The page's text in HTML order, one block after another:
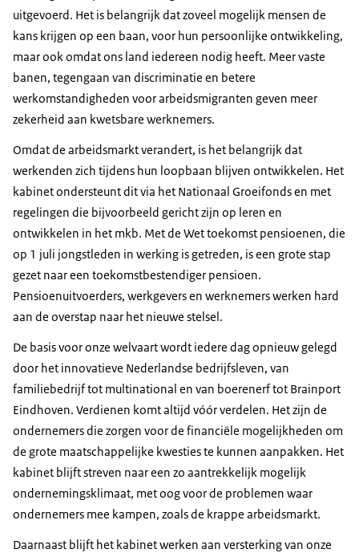
uitgevoerd. Het is belangrijk dat zoveel mogelijk mensen de
kans krijgen op een baan, voor hun persoonlijke ontwikkeling,
maar ook omdat ons land iedereen nodig heeft. Meer vaste
banen, tegengaan van discriminatie en betere
werkomstandigheden voor arbeidsmigranten geven meer
zekerheid aan kwetsbare werknemers.
Omdat de arbeidsmarkt verandert, is het belangrijk dat
werkenden zich tijdens hun loopbaan blijven ontwikkelen. Het
kabinet ondersteunt dit via het Nationaal Groeifonds en met
regelingen die bijvoorbeeld gericht zijn op leren en
ontwikkelen in het mkb. Met de Wet toekomst pensioenen, die
op 1 juli jongstleden in werking is getreden, is een grote stap
gezet naar een toekomstbestendiger pensioen.
Pensioenuitvoerders, werkgevers en werknemers werken hard
aan de overstap naar het nieuwe stelsel.
De basis voor onze welvaart wordt iedere dag opnieuw gelegd
door het innovatieve Nederlandse bedrijfsleven, van
familiebedrijf tot multinational en van boerenerf tot Brainport
Eindhoven. Verdienen komt altijd vóór verdelen. Het zijn de
ondernemers die zorgen voor de financiële mogelijkheden om
de grote maatschappelijke kwesties te kunnen aanpakken. Het
kabinet blijft streven naar een zo aantrekkelijk mogelijk
ondernemingsklimaat, met oog voor de problemen waar
ondernemers mee kampen, zoals de krappe arbeidsmarkt.
Daarnaast blijft het kabinet werken aan versterking van onze